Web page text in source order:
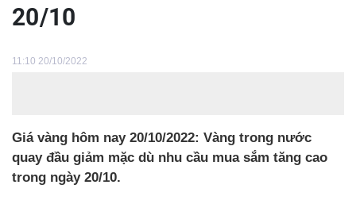
20/10
11:10 20/10/2022
Giá vàng hôm nay 20/10/2022: Vàng trong nước
quay đầu giảm mặc dù nhu cầu mua sắm tăng cao
trong ngày 20/10.